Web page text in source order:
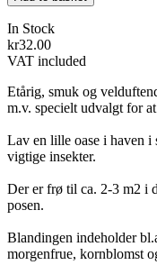
In Stock
kr32.00
VAT included
Etårig, smuk og
m.v. specielt udvalgt for
Lav en lille oase i haven
vigtige insekter.
Der er frø til ca. 2-3 m2 i
posen.
Blandingen indeholder
morgenfrue, kornblomst